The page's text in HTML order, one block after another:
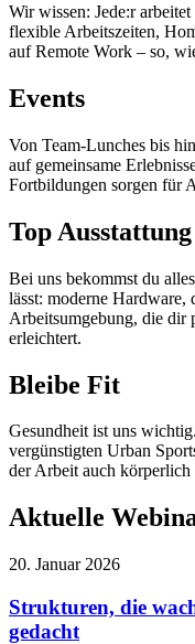
Wir wissen: Jede:r
flexible Arbeitszeiten,
auf Remote Work – so,
Events
Von Team-Lunches bis
auf gemeinsame
Fortbildungen sorgen für
Top Ausstattung
Bei uns bekommst du
lässt: moderne Hardware,
Arbeitsumgebung, die dir
erleichtert.
Bleibe Fit
Gesundheit ist uns
vergünstigten Urban
der Arbeit auch körperlich
Aktuelle
20. Januar 2026
Strukturen, die
gedacht